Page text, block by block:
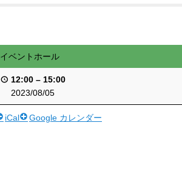
イベントホール
12:00 – 15:00
2023/08/05
iCal Google カレンダー